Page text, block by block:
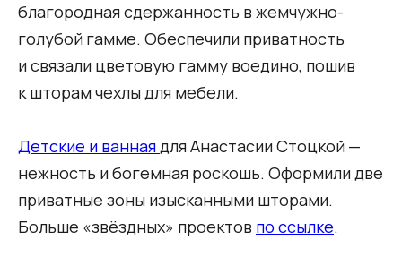
благородная сдержанность в жемчужно-
голубой гамме. Обеспечили приватность
и связали цветовую гамму воедино, пошив
к шторам чехлы для мебели.
Детские и ваннаядля Анастасии Стоцкой —
нежность и богемная роскошь. Оформили две
приватные зоны изысканными шторами.
Больше «звёздных» проектов по ссылке.